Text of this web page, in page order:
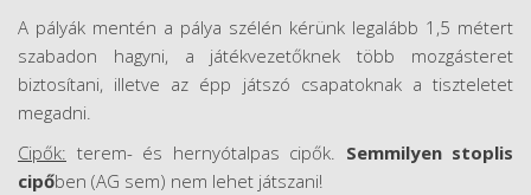
A pályák mentén a pálya szélén kérünk legalább 1,5 métert
szabadon hagyni, a játékvezetőknek több mozgásteret
biztosítani, illetve az épp játszó csapatoknak a tiszteletet
megadni.
Cipők: terem- és hernyótalpas cipők. Semmilyen stoplis
cipőben (AG sem) nem lehet játszani!